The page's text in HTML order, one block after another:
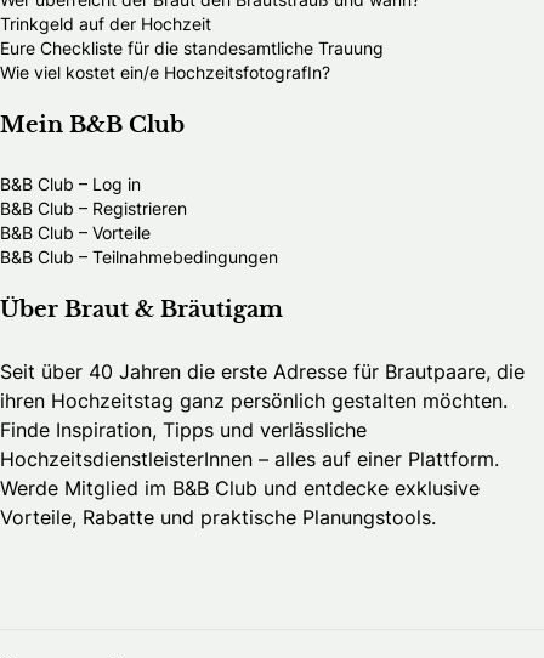
Trinkgeld auf der Hochzeit
Eure Checkliste für die standesamtliche Trauung
Wie viel kostet ein/e HochzeitsfotografIn?
Mein B&B Club
B&B Club – Log in
B&B Club – Registrieren
B&B Club – Vorteile
B&B Club – Teilnahmebedingungen
Über Braut & Bräutigam
Seit über 40 Jahren die erste Adresse für Brautpaare, die
ihren Hochzeitstag ganz persönlich gestalten möchten.
Finde Inspiration, Tipps und verlässliche
HochzeitsdienstleisterInnen – alles auf einer Plattform.
Werde Mitglied im B&B Club und entdecke exklusive
Vorteile, Rabatte und praktische Planungstools.